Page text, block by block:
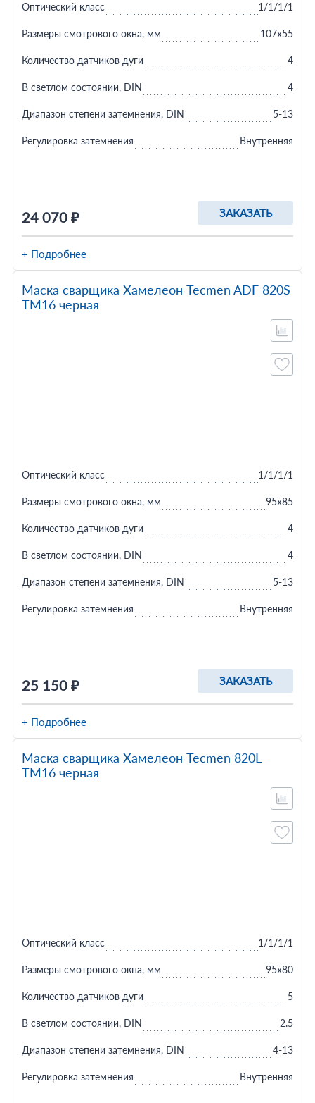
24 070 ₽ ЗАКАЗАТЬ
Оптический класс 1/1/1/1
Размеры смотрового окна, мм 107х55
Количество датчиков дуги 4
В светлом состоянии, DIN 4
Диапазон степени затемнения, DIN 5-13
Регулировка затемнения Внутренняя
+ Подробнее
Маска сварщика Хамелеон Tecmen ADF 820S
TM16 черная
25 150 ₽ ЗАКАЗАТЬ
Оптический класс 1/1/1/1
Размеры смотрового окна, мм 95x85
Количество датчиков дуги 4
В светлом состоянии, DIN 4
Диапазон степени затемнения, DIN 5-13
Регулировка затемнения Внутренняя
+ Подробнее
Маска сварщика Хамелеон Tecmen 820L
TM16 черная
Оптический класс 1/1/1/1
Размеры смотрового окна, мм 95х80
Количество датчиков дуги 5
В светлом состоянии, DIN 2.5
Диапазон степени затемнения, DIN 4-13
Регулировка затемнения Внутренняя